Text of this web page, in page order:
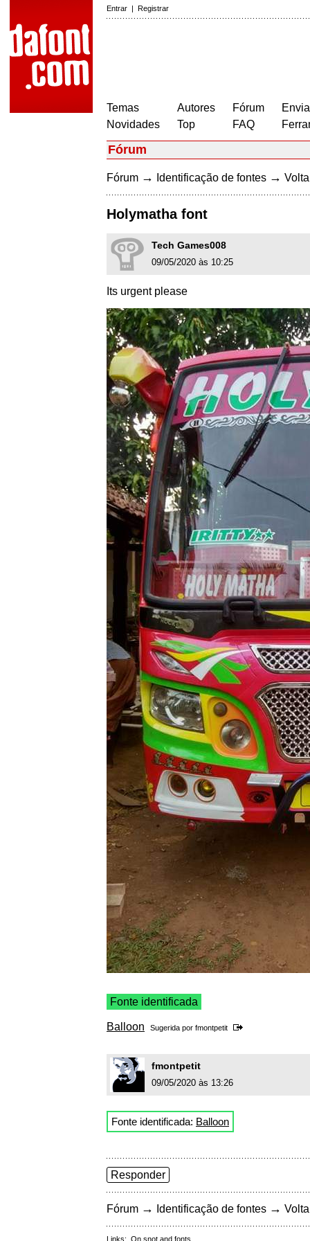
Entrar | Registrar
Temas
Novidades
Autores
Top
Fórum
FAQ
Fórum
Fórum → Identificação de fontes →
Holymatha font
Tech Games008
09/05/2020 às 10:25
Its urgent please
Fonte identificada
Balloon Sugerida por fmontpetit
fmontpetit
09/05/2020 às 13:26
Fonte identificada: Balloon
Responder
Fórum → Identificação de fontes →
Links: On snot and fonts